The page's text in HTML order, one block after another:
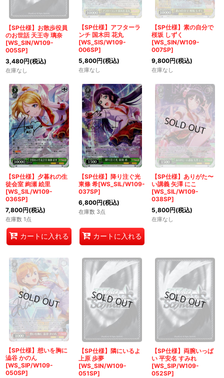
【SP仕様】お散歩役員
のお世話 天王寺 璃奈
[WS_SIN/W109-
005SP]
3,480円(税込)
在庫なし
【SP仕様】アフターラ
ンチ 国木田 花丸
[WS_SIS/W109-
006SP]
5,800円(税込)
在庫なし
【SP仕様】素の自分で
桜坂 しずく
[WS_SIN/W109-
007SP]
9,800円(税込)
在庫なし
【SP仕様】夕暮れの生
徒会室 絢瀬 絵里
[WS_SIL/W109-
036SP]
7,800円(税込)
在庫数 1点
カートに入れる
【SP仕様】降り注ぐ光
東條 希[WS_SIL/W109-
037SP]
6,800円(税込)
在庫数 3点
カートに入れる
【SP仕様】ありがた〜
い講義 矢澤 にこ
[WS_SIL/W109-
038SP]
5,800円(税込)
在庫なし
【SP仕様】想いを胸に
澁谷 かのん
[WS_SIP/W109-
050SP]
【SP仕様】隣にいるよ
上原 歩夢
[WS_SIN/W109-
051SP]
【SP仕様】両腕いっぱ
い 平安名 すみれ
[WS_SIP/W109-
052SP]